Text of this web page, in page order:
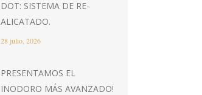
DOT: SISTEMA DE RE-
ALICATADO.
28 julio, 2026
PRESENTAMOS EL
INODORO MÁS AVANZADO!